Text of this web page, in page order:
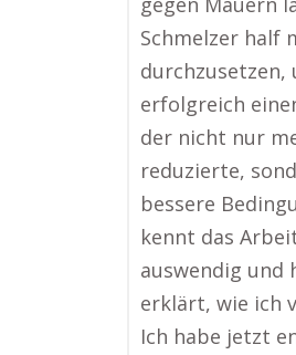
Schmelzer half
durchzusetzen,
erfolgreich
der nicht nur
reduzierte,
bessere
kennt das
auswendig und
erklärt, wie ich
Ich habe jetzt